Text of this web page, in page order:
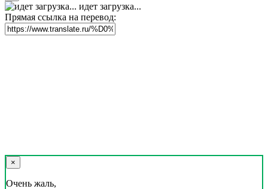
идет загрузка...
Прямая ссылка на перевод:
×
Очень жаль,